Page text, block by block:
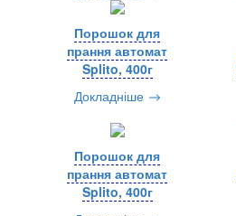
Порошок для
прання автомат
Splito, 400г
Докладніше
Порошок для
прання автомат
Splito, 400г